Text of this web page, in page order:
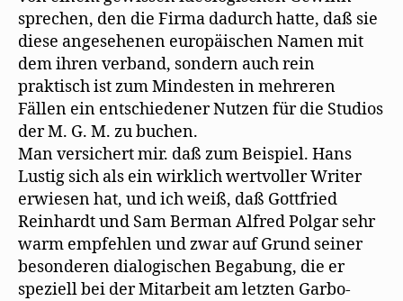
sprechen, den die Firma dadurch hatte, daß sie
diese angesehenen europäischen Namen mit
dem ihren verband, sondern auch rein
praktisch ist zum Mindesten in mehreren
Fällen ein entschiedener Nutzen für die Studios
der M. G. M. zu buchen.
Man versichert mir. daß zum Beispiel. Hans
Lustig sich als ein wirklich wertvoller Writer
erwiesen hat, und ich weiß, daß Gottfried
Reinhardt und Sam Berman Alfred Polgar sehr
warm empfehlen und zwar auf Grund seiner
besonderen dialogischen Begabung, die er
speziell bei der Mitarbeit am letzten Garbo-